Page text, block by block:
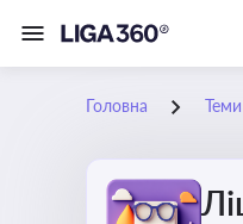
Головна Теми